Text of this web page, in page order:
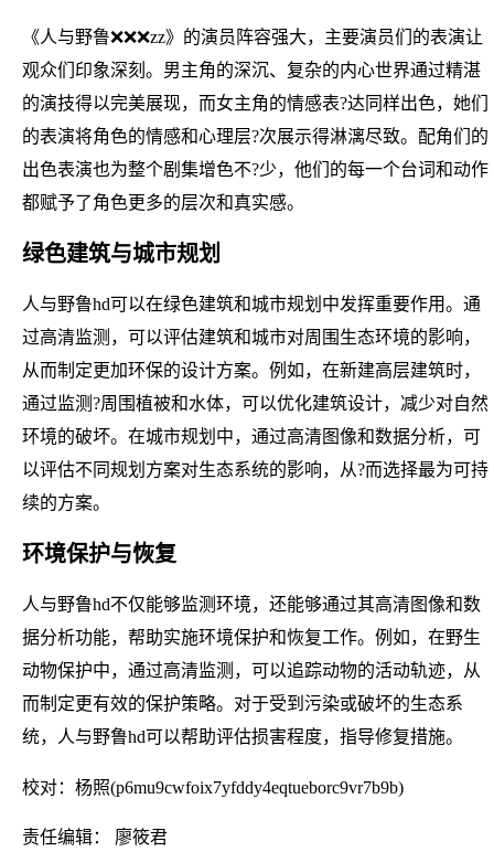
《人与野鲁❌❌❌zz》的演员阵容强大，主要演员们的表演让
观众们印象深刻。男主角的深沉、复杂的内心世界通过精湛
的演技得以完美展现，而女主角的情感表?达同样出色，她们
的表演将角色的情感和心理层?次展示得淋漓尽致。配角们的
出色表演也为整个剧集增色不?少，他们的每一个台词和动作
都赋予了角色更多的层次和真实感。
绿色建筑与城市规划
人与野鲁hd可以在绿色建筑和城市规划中发挥重要作用。通
过高清监测，可以评估建筑和城市对周围生态环境的影响，
从而制定更加环保的设计方案。例如，在新建高层建筑时，
通过监测?周围植被和水体，可以优化建筑设计，减少对自然
环境的破坏。在城市规划中，通过高清图像和数据分析，可
以评估不同规划方案对生态系统的影响，从?而选择最为可持
续的方案。
环境保护与恢复
人与野鲁hd不仅能够监测环境，还能够通过其高清图像和数
据分析功能，帮助实施环境保护和恢复工作。例如，在野生
动物保护中，通过高清监测，可以追踪动物的活动轨迹，从
而制定更有效的保护策略。对于受到污染或破坏的生态系
统，人与野鲁hd可以帮助评估损害程度，指导修复措施。
校对：杨照(p6mu9cwfoix7yfddy4eqtueborc9vr7b9b)
责任编辑： 廖筱君